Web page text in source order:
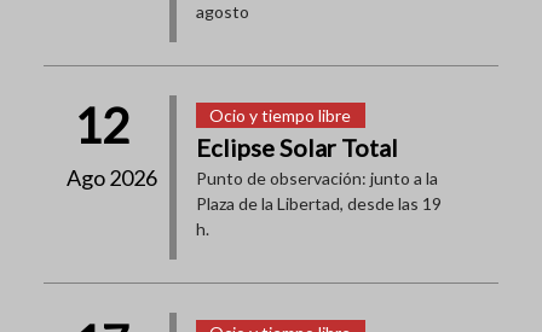
agosto
12
Ago 2026
Ocio y tiempo libre
Eclipse Solar Total
Punto de observación: junto a la
Plaza de la Libertad, desde las 19
h.